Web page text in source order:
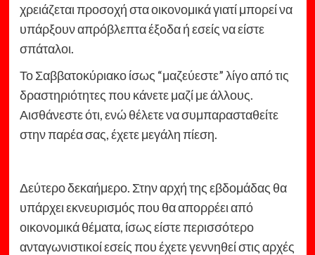
χρειάζεται προσοχή στα οικονομικά γιατί μπορεί να
υπάρξουν απρόβλεπτα έξοδα ή εσείς να είστε
σπάταλοι.
Το Σαββατοκύριακο ίσως “μαζεύεστε” λίγο από τις
δραστηριότητες που κάνετε μαζί με άλλους.
Αισθάνεστε ότι, ενώ θέλετε να συμπαρασταθείτε
στην παρέα σας, έχετε μεγάλη πίεση.
Δεύτερο δεκαήμερο. Στην αρχή της εβδομάδας θα
υπάρχει εκνευρισμός που θα απορρέει από
οικονομικά θέματα, ίσως είστε περισσότερο
ανταγωνιστικοί εσείς που έχετε γεννηθεί στις αρχές